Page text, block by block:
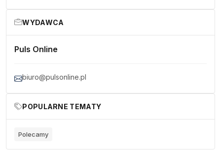
WYDAWCA
Puls Online
biuro@pulsonline.pl
POPULARNE TEMATY
Polecamy